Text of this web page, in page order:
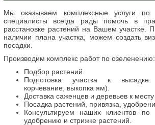
Мы оказываем комплексные услуги
специалисты всегда рады помочь в
расстановке растений на Вашем участке.
наличии плана участка, можем создать
посадки.
Производим комплекс работ по озеленению:
Подбор растений.
Подготовка участка к высадке
корчевание, выкопка ям).
Доставка саженцев и деревьев к месту
Посадка растений, привязка,
Консультируем наших клиентов по
удобрению и стрижке растений.